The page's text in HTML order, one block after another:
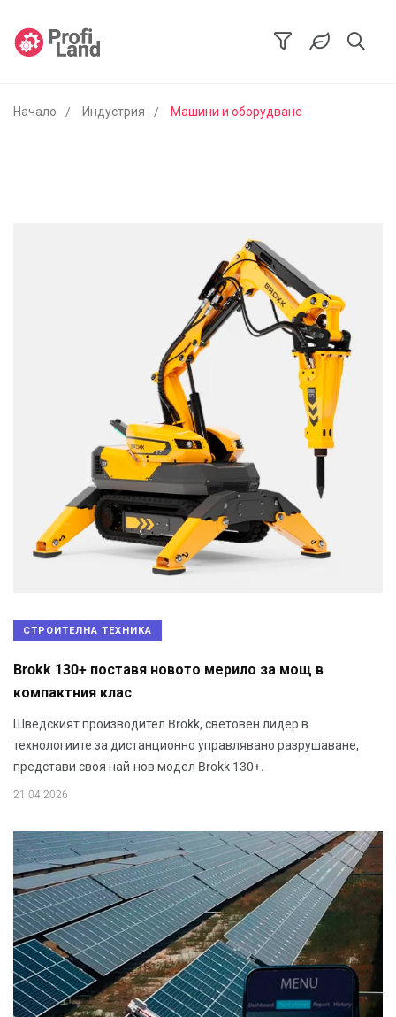
Начало Индустрия Машини и оборудване
СТРОИТЕЛНА ТЕХНИКА
Brokk 130+ поставя новото мерило за мощ в
компактния клас
Шведският производител Brokk, световен лидер в
технологиите за дистанционно управлявано разрушаване,
представи своя най-нов модел Brokk 130+.
21.04.2026